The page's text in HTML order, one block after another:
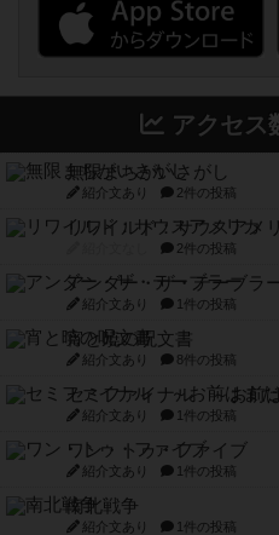
アクセス
無限まちがいさがし
紹介文あり 2件の投稿
リワイルド：サウスアメ
2件の投稿
アンダー・ザ・テーブラ
紹介文あり 1件の投稿
宵と暁の呪文書
紹介文あり 8件の投稿
セミファイナル ～お前
紹介文あり 1件の投稿
ワン・トゥ・ファイブ
紹介文あり 1件の投稿
南北戦争
紹介文あり 1件の投稿